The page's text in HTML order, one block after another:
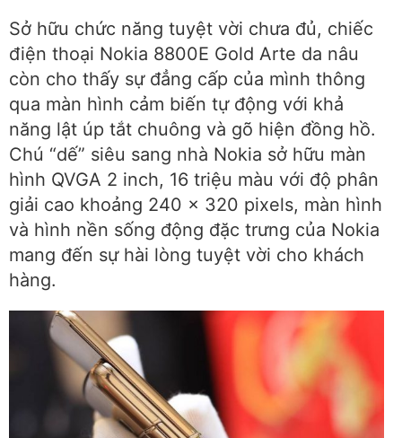
Sở hữu chức năng tuyệt vời chưa đủ, chiếc
điện thoại Nokia 8800E Gold Arte da nâu
còn cho thấy sự đẳng cấp của mình thông
qua màn hình cảm biến tự động với khả
năng lật úp tắt chuông và gõ hiện đồng hồ.
Chú “dế” siêu sang nhà Nokia sở hữu màn
hình QVGA 2 inch, 16 triệu màu với độ phân
giải cao khoảng 240 x 320 pixels, màn hình
và hình nền sống động đặc trưng của Nokia
mang đến sự hài lòng tuyệt vời cho khách
hàng.